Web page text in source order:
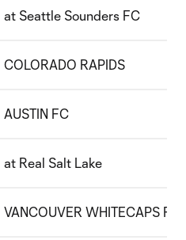
at Seattle Sounders FC
COLORADO RAPIDS
AUSTIN FC
at Real Salt Lake
VANCOUVER WHITECAPS FC